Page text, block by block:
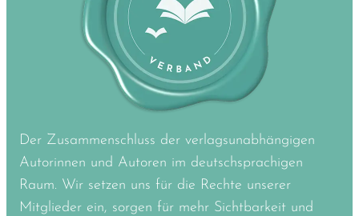
Der Zusammenschluss der verlagsunabhängigen
Autorinnen und Autoren im deutschsprachigen
Raum. Wir setzen uns für die Rechte unserer
Mitglieder ein, sorgen für mehr Sichtbarkeit und